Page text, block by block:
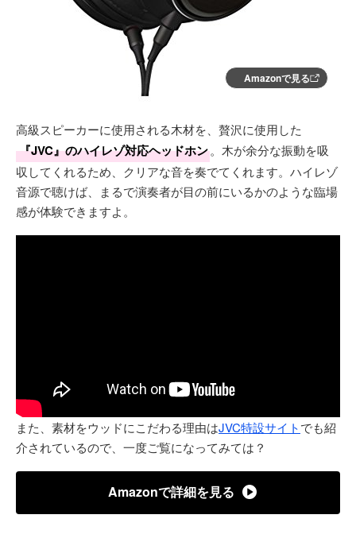
Amazonで見る
高級スピーカーに使用される木材を、贅沢に使用した
『JVC』のハイレゾ対応ヘッドホン。木が余分な振動を吸
収してくれるため、クリアな音を奏でてくれます。ハイレゾ
音源で聴けば、まるで演奏者が目の前にいるかのような臨場
感が体験できますよ。
また、素材をウッドにこだわる理由はJVC特設サイトでも紹
介されているので、一度ご覧になってみては？
Amazonで詳細を見る